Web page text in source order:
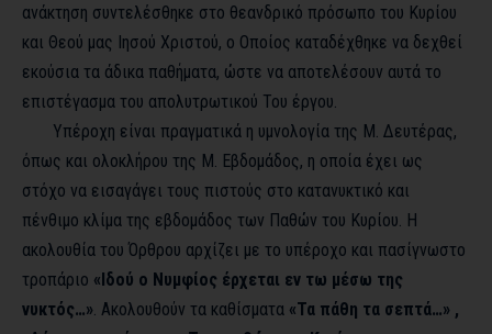
ανάκτηση συντελέσθηκε στο θεανδρικό πρόσωπο του Κυρίου
και Θεού μας Ιησού Χριστού, ο Οποίος καταδέχθηκε να δεχθεί
εκούσια τα άδικα παθήματα, ώστε να αποτελέσουν αυτά το
επιστέγασμα του απολυτρωτικού Του έργου.
Υπέροχη είναι πραγματικά η υμνολογία της Μ. Δευτέρας,
όπως και ολοκλήρου της Μ. Εβδομάδος, η οποία έχει ως
στόχο να εισαγάγει τους πιστούς στο κατανυκτικό και
πένθιμο κλίμα της εβδομάδος των Παθών του Κυρίου. Η
ακολουθία του Όρθρου αρχίζει με το υπέροχο και πασίγνωστο
τροπάριο «Ιδού ο Νυμφίος έρχεται εν τω μέσω της
νυκτός…» . Ακολουθούν τα καθίσματα «Τα πάθη τα σεπτά…» ,